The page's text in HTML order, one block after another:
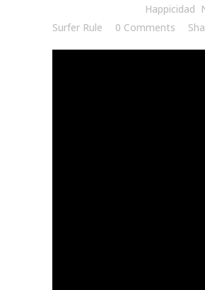
Happicidad
Surfer Rule
0 Comments